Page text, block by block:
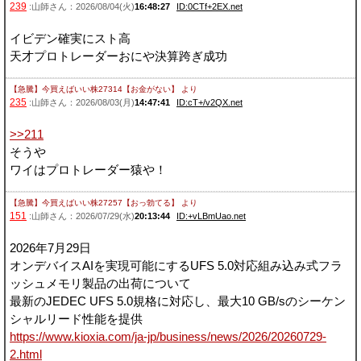
239 :山師さん：2026/08/04(火)16:48:27 ID:0CTf+2EX.net
イビデン確実にスト高
天才プロトレーダーおにや決算跨ぎ成功
【急騰】今買えばいい株27314【お金がない】 より
235 :山師さん：2026/08/03(月)14:47:41 ID:cT+/v2QX.net
>>211
そうや
ワイはプロトレーダー猿や！
【急騰】今買えばいい株27257【おっ勃てる】 より
151 :山師さん：2026/07/29(水)20:13:44 ID:+vLBmUao.net
2026年7月29日
オンデバイスAIを実現可能にするUFS 5.0対応組み込み式フラ
ッシュメモリ製品の出荷について
最新のJEDEC UFS 5.0規格に対応し、最大10 GB/sのシーケン
シャルリード性能を提供
https://www.kioxia.com/ja-jp/business/news/2026/20260729-
2.html